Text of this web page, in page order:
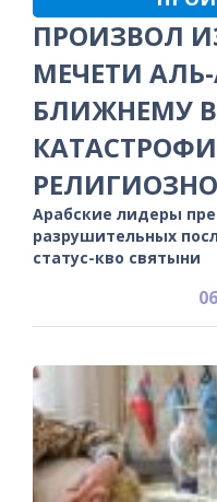
ПРОИЗВОЛ
МЕЧЕТИ
БЛИЖНЕМУ
Арабские лидеры
разрушительных
статус-кво святыни